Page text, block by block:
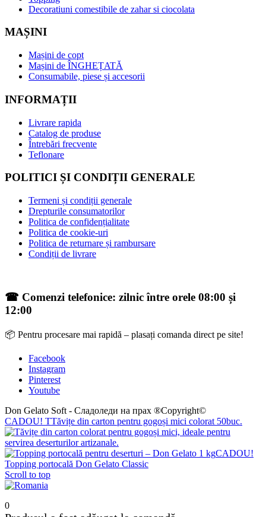
Decoratiuni comestibile de zahar si ciocolata
MAȘINI
Mașini de copt
Mașini de ÎNGHEȚATĂ
Consumabile, piese și accesorii
INFORMAȚII
Livrare rapida
Catalog de produse
Întrebări frecvente
Teflonare
POLITICI ȘI CONDIȚII GENERALE
Termeni și condiții generale
Drepturile consumatorilor
Politica de confidențialitate
Politica de cookie-uri
Politica de returnare și rambursare
Condiții de livrare
☎ Comenzi telefonice: zilnic între orele 08:00 și
12:00
📦 Pentru procesare mai rapidă – plasați comanda direct pe site!
Facebook
Instagram
Pinterest
Youtube
Don Gelato Soft - Сладоледи на прах ®Copyright©
CADOU! TTăvițe din carton pentru gogoși mici colorat 50buc.
CADOU!
Topping portocală Don Gelato Classic
Scroll to top
0